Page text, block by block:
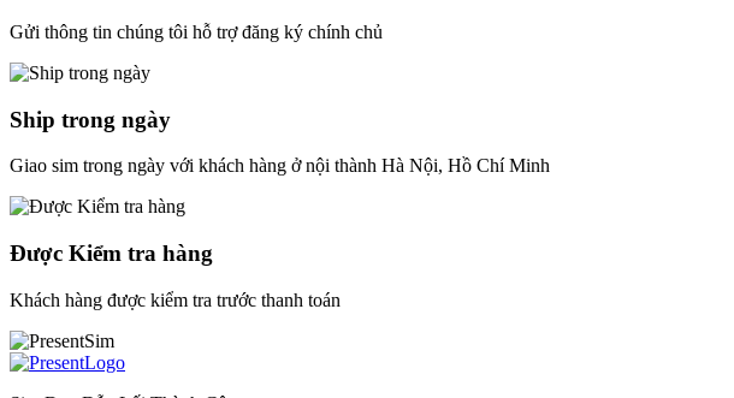
Gửi thông tin chúng tôi hỗ trợ đăng ký chính chủ
Ship trong ngày
Giao sim trong ngày với khách hàng ở nội thành Hà Nội, Hồ Chí Minh
Được Kiểm tra hàng
Khách hàng được kiểm tra trước thanh toán